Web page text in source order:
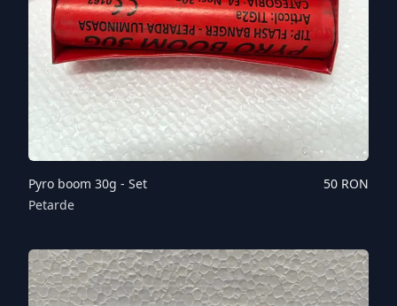
Pyro boom 30g - Set
Petarde
50 RON